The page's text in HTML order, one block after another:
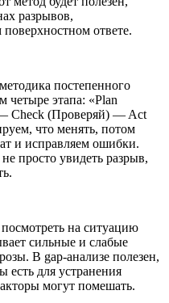
разрывов,
ответе.
постепенного
четыре этапа: «Plan
Check (Проверяй) — Act
что менять, потом
и исправляем ошибки.
просто увидеть разрыв,
на ситуацию
сильные и слабые
В gap-анализе полезен,
есть для устранения
могут помешать.